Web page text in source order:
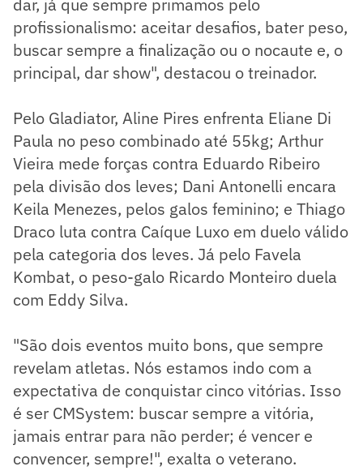
profissionalismo: aceitar desafios, bater peso,
buscar sempre a finalização ou o nocaute e, o
principal, dar show", destacou o treinador.
Pelo Gladiator, Aline Pires enfrenta Eliane Di
Paula no peso combinado até 55kg; Arthur
Vieira mede forças contra Eduardo Ribeiro
pela divisão dos leves; Dani Antonelli encara
Keila Menezes, pelos galos feminino; e Thiago
Draco luta contra Caíque Luxo em duelo válido
pela categoria dos leves. Já pelo Favela
Kombat, o peso-galo Ricardo Monteiro duela
com Eddy Silva.
"São dois eventos muito bons, que sempre
revelam atletas. Nós estamos indo com a
expectativa de conquistar cinco vitórias. Isso
é ser CMSystem: buscar sempre a vitória,
jamais entrar para não perder; é vencer e
convencer, sempre!", exalta o veterano.